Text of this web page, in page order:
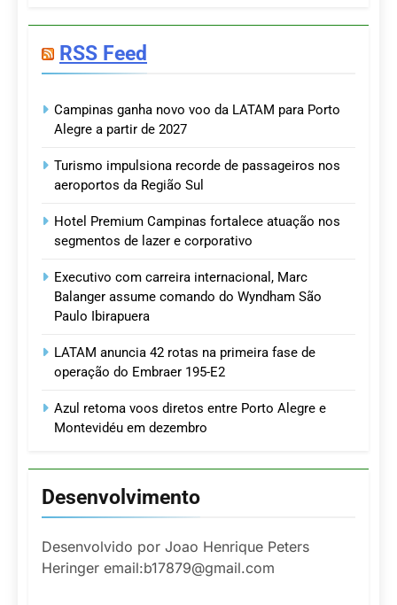
RSS Feed
Campinas ganha novo voo da LATAM para Porto
Alegre a partir de 2027
Turismo impulsiona recorde de passageiros nos
aeroportos da Região Sul
Hotel Premium Campinas fortalece atuação nos
segmentos de lazer e corporativo
Executivo com carreira internacional, Marc
Balanger assume comando do Wyndham São
Paulo Ibirapuera
LATAM anuncia 42 rotas na primeira fase de
operação do Embraer 195-E2
Azul retoma voos diretos entre Porto Alegre e
Montevidéu em dezembro
Desenvolvimento
Desenvolvido por Joao Henrique Peters
Heringer email:b17879@gmail.com